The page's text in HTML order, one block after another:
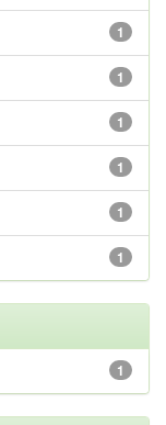
1
1
1
1
1
1
1